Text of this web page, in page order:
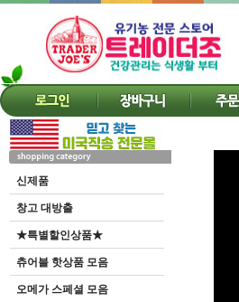
신제품
창고 대방출
★특별할인상품★
츄어블 핫상품 모음
오메가 스페셜 모음